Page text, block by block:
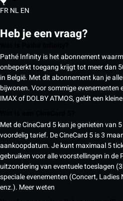
FRNLEN
Heb je een vraag?
Pathé Infinity is het abonnement
onbeperkt toegang krijgt tot meer dan
in België. Met dit abonnement kan je
bijwonen. Voor sommige
IMAX of DOLBY ATMOS, geldt een
Met de CineCard 5 kan je genieten van
voordelig tarief. De CineCard 5 is 3
aankoopdatum. Je kunt maximaal 5
gebruiken voor alle voorstellingen in de
uitzondering van eventuele toeslagen
speciale evenementen (Concert,
enz.). Meer weten